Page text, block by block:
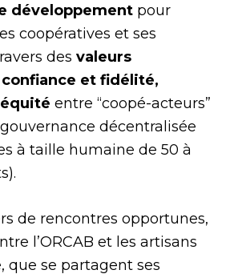
développement pour
coopératives et ses
des valeurs
et fidélité,
entre “coopé-acteurs”
décentralisée
à taille humaine de 50 à
de rencontres opportunes,
l’ORCAB et les artisans
que se partagent ses